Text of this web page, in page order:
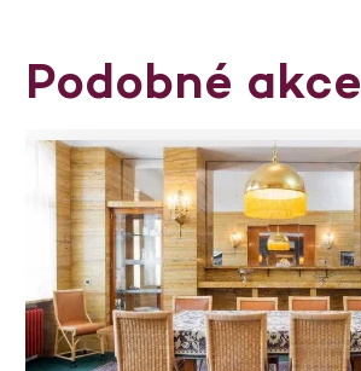
Podobné akce